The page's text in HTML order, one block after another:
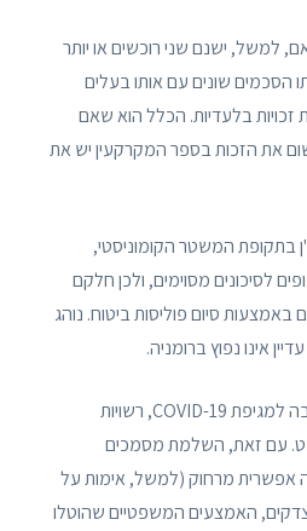
למשל, ישנם שני רוכשים או יותר
הסכמים שונים עם אותו בעלים
בלעדיות. הכלל הוא שאם
את הזכות בספר המקרקעין יש את
בתקופת המשטר הקומוניסטי,
לסיכונים מסוימים, ולכן חלקם
סיום פוליסות ביטוח. נוהג
אינו נפוץ ברומניה.
במהלך הסגר שהוטל בתגובה למגיפת COVID-19, רשויות
עם זאת, השלמת מסמכים
אפשרית מרחוק (למשל, אימות על
האמצעים המשפטיים שהוטלו